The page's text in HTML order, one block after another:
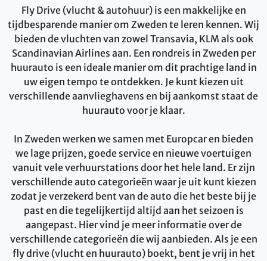
Fly Drive (vlucht & autohuur) is een makkelijke en
tijdbesparende manier om Zweden te leren kennen. Wij
bieden de vluchten van zowel Transavia, KLM als ook
Scandinavian Airlines aan. Een rondreis in Zweden per
huurauto is een ideale manier om dit prachtige land in
uw eigen tempo te ontdekken. Je kunt kiezen uit
verschillende aanvlieghavens en bij aankomst staat de
huurauto voor je klaar.
In Zweden werken we samen met Europcar en bieden
we lage prijzen, goede service en nieuwe voertuigen
vanuit vele verhuurstations door het hele land. Er zijn
verschillende auto categorieën waar je uit kunt kiezen
zodat je verzekerd bent van de auto die het beste bij je
past en die tegelijkertijd altijd aan het seizoen is
aangepast. Hier vind je meer informatie over de
verschillende categorieën die wij aanbieden. Als je een
fly drive (vlucht en huurauto) boekt, bent je vrij in het